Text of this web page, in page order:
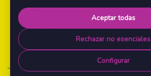
YouTube
TikTok
Aceptar todas
Rechazar no esenciales
Configurar